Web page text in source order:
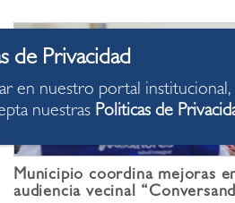
Municipio coordina mejoras
audiencia vecinal
en nuestro portal institucional,
nuestras Politicas de